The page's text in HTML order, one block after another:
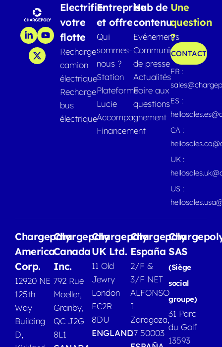
Electrifier
votre
flotte
Recharge
camion
électrique
Recharge
bus
électrique
Entreprise
et offre
Qui
sommes-
nous ?
Station
Plateforme
Lucie
Accompagnement
Financement
Hub de
contenu
Evénements
Communiqués
de presse
Actualités
Foire aux
questions
Une
question
?
CONTACT
FR :
ES :
CA :
UK :
US :
Chargepoly
America
Corp.
12920 NE
125th
Way
Building
D,
Chargepoly
Canada
Inc.
792 Rue
Moeller,
Granby,
QC J2G
8L1
Chargepoly
UK Ltd.
11 Old
Jewry
London
EC2R
8DU
ENGLAND
Chargepoly
España
2/F &
3/F NET
ALFONSO
I
Zaragoza,
17 50003
SAS
(Siège
social
groupe)
31 Parc
du Golf
13593